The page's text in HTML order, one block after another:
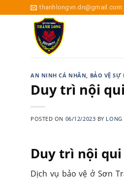
to
thanhlongvn.dn@gmail.com
AN NINH CÁ NHÂN, BẢO VỆ SỰ
Duy trì nội
POSTED ON 06/12/2023 BY LONG
Duy trì nội qui
Dịch vụ bảo vệ ở Sơn